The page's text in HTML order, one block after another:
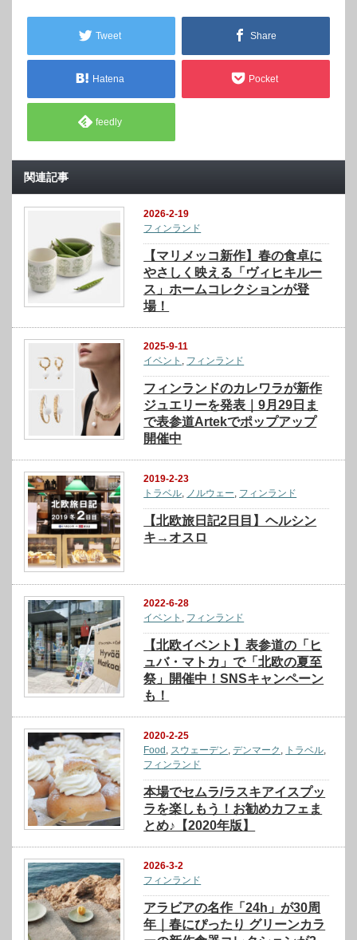
Tweet Share
Hatena Pocket
feedly
関連記事
2026-2-19
フィンランド
【マリメッコ新作】春の食卓に
やさしく映える「ヴィヒキルー
ス」ホームコレクションが登
場！
2025-9-11
イベント , フィンランド
フィンランドのカレワラが新作
ジュエリーを発表｜9月29日ま
で表参道Artekでポップアップ
開催中
2019-2-23
トラベル, ノルウェー, フィンランド
【北欧旅日記2日目】ヘルシン
キ→オスロ
2022-6-28
イベント , フィンランド
【北欧イベント】表参道の「ヒ
ュバ・マトカ」で「北欧の夏至
祭」開催中！SNSキャンペーン
も！
2020-2-25
Food , スウェーデン,デンマーク , トラベル,
フィンランド
本場でセムラ/ラスキアイスプッ
ラを楽しもう！お勧めカフェま
とめ♪【2020年版】
2026-3-2
フィンランド
アラビアの名作「24h」が30周
年｜春にぴったり グリーンカラ